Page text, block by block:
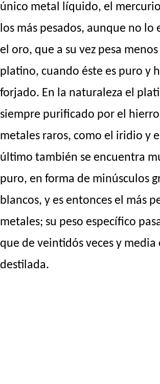
único metal líquido, el
los más pesados, aunque no lo
el oro, que a su vez pesa
platino, cuando éste es puro y
forjado. En la naturaleza el
siempre purificado por el
metales raros, como el iridio y
último también se encuentra
puro, en forma de minúsculos
blancos, y es entonces el más
metales; su peso específico
que de veintidós veces y media
destilada.